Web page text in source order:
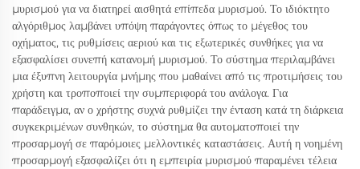
μυρισμού για να διατηρεί αισθητά επίπεδα μυρισμού. Το ιδιόκτητο
αλγόριθμος λαμβάνει υπόψη παράγοντες όπως το μέγεθος του
οχήματος, τις ρυθμίσεις αεριού και τις εξωτερικές συνθήκες για να
εξασφαλίσει συνεπή κατανομή μυρισμού. Το σύστημα περιλαμβάνει
μια έξυπνη λειτουργία μνήμης που μαθαίνει από τις προτιμήσεις του
χρήστη και τροποποιεί την συμπεριφορά του ανάλογα. Για
παράδειγμα, αν ο χρήστης συχνά ρυθμίζει την ένταση κατά τη διάρκεια
συγκεκριμένων συνθηκών, το σύστημα θα αυτοματοποιεί την
προσαρμογή σε παρόμοιες μελλοντικές καταστάσεις. Αυτή η νοημένη
προσαρμογή εξασφαλίζει ότι η εμπειρία μυρισμού παραμένει τέλεια